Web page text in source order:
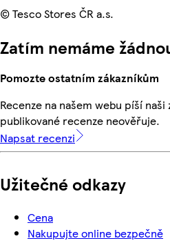
© Tesco Stores ČR a.s.
Zatím nemáme
Pomozte ostatním zákazníkům
Recenze na našem webu píší naši
publikované recenze neověřuje.
Napsat recenzi
Užitečné odkazy
Cena
Nakupujte online bezpečně